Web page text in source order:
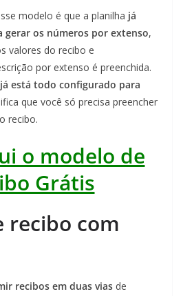
modelo é que a planilha já
gerar os números por extenso,
valores do recibo e
por extenso é preenchida.
já está todo configurado para
que você só precisa preencher
recibo.
o modelo de
Grátis
recibo com
recibos em duas vias de